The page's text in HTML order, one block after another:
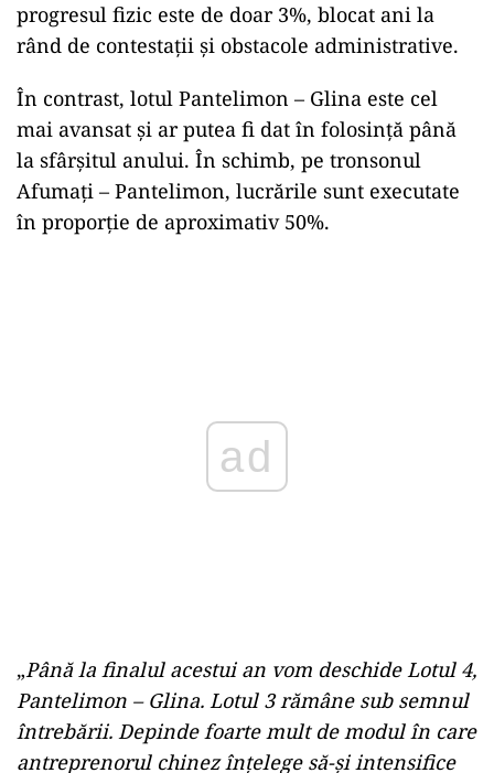
progresul fizic este de doar 3%, blocat ani la
rând de contestații și obstacole administrative.
În contrast, lotul Pantelimon – Glina este cel
mai avansat și ar putea fi dat în folosință până
la sfârșitul anului. În schimb, pe tronsonul
Afumați – Pantelimon, lucrările sunt executate
în proporție de aproximativ 50%.
ad
„Până la finalul acestui an vom deschide Lotul 4,
Pantelimon – Glina. Lotul 3 rămâne sub semnul
întrebării. Depinde foarte mult de modul în care
antreprenorul chinez înțelege să-și intensifice